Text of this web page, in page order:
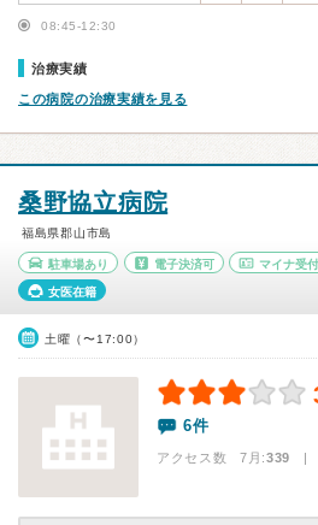
08:45-12:30
治療実績
この病院の治療実績を見る
桑野協立病院
福島県郡山市島
駐車場あり 電子決済可 マイナ受付
女医在籍
土曜（〜17:00）
6件
アクセス数 7月:339 |